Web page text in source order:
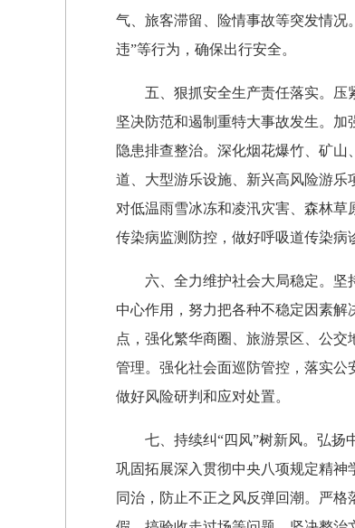
气、旅客滞留、险情事故等突发情况
违”等行为，确保出行安全。
五、狠抓安全生产责任落实。压紧
坚决防范和遏制重特大事故发生。
隐患排查整治。深化烟花爆竹、矿
道、大型游乐设施、新兴高风险游
对低温雨雪冰冻和凌汛灾害、森林
传染病监测防控，做好呼吸道传染病
六、全力维护社会大局稳定。坚持
中心作用，努力把各种不稳定因素解
点，强化繁华商圈、旅游景区、公
管理。强化社会面巡防管控，落实
做好风险研判和应对处置。
七、持续纠“四风”树新风。弘扬中
巩固拓展深入贯彻中央八项规定精
同治，防止不正之风反弹回潮。严